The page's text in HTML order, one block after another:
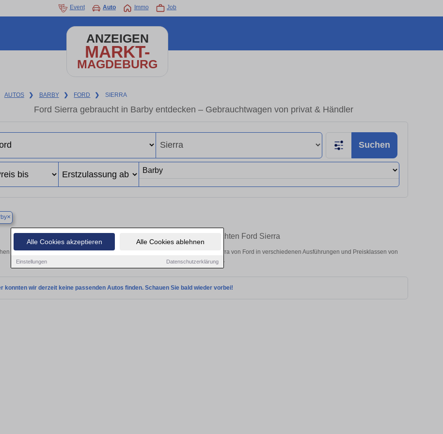
Alle Cookies akzeptieren Alle Cookies ablehnen
Einstellungen Datenschutzerklärung
Event Auto Immo Job
ANZEIGEN
MARKT-
MAGDEBURG
AUTOS ❯ BARBY ❯ FORD ❯ SIERRA
Ford Sierra gebraucht in Barby entdecken – Gebrauchtwagen von privat & Händler
Suchen
×
Finden Sie in Barby Ihren gebrauchten Ford Sierra
Sie in Barby einen Ford Sierra Gebrauchtwagen? Entdecken Sie gebrauchte Sierra von Ford in verschiedenen Ausführungen und Preisklassen von
privat und vom Händler.
konnten wir derzeit keine passenden Autos finden. Schauen Sie bald wieder vorbei!